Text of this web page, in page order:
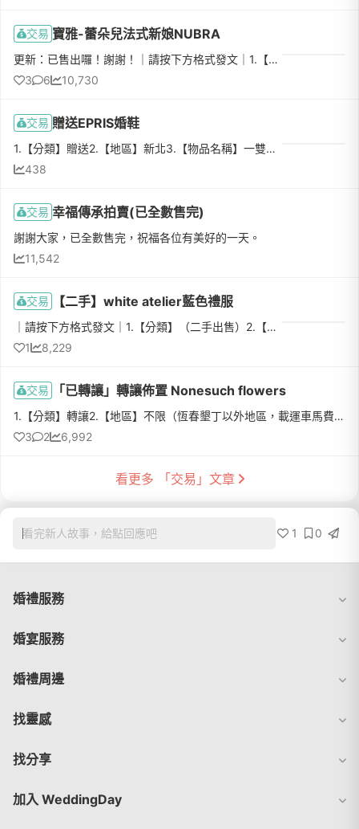
交易 寶雅-蕾朵兒法式新娘NUBRA
更新：已售出囉！謝謝！｜請按下方格式發文｜1.【分類】二手出售2.【地區】新北市中永和/台北市3.【物品名稱】寶雅-蕾朵兒[法式新娘]NUBRA4.【數量】一5.【物品狀態】•寶雅-法式新娘NUBRA：二手，僅拍照當天使用一次...
3
6 10,730
交易 贈送EPRIS婚鞋
1.【分類】贈送2.【地區】新北3.【物品名稱】一雙是EPRIS婚鞋，另一雙不知道品牌4.【數量】25.【物品狀態】九成新，僅婚紗拍攝、婚禮當天穿過6.【介紹】一雙是EPRIS高跟鞋，23號，原價4,380元；一雙是二手購入，，22...
438
交易 幸福傳承拍賣(已全數售完)
謝謝大家，已全數售完，祝福各位有美好的一天。
11,542
交易 【二手】white atelier藍色禮服
｜請按下方格式發文｜1.【分類】（二手出售）2.【地區】大台北地區3.【物品名稱】氣質斜肩晚禮服4.【數量】15.【物品狀態】（九成新，購於婚紗店，故裡面會有縫線）6.【介紹】購入於white atelier婚紗店，穿起來非常...
1
8,229
交易 「已轉讓」轉讓佈置 Nonesuch flowers
1.【分類】轉讓2.【地區】不限（恆春墾丁以外地區，載運車馬費另計）3.【物品名稱】Nonesuch flowers (婚禮佈置與整體視覺規劃/活動派對求婚佈置)https://www.facebook.com/nonesuchF https://www.instagram.com/noe...
3
2 6,992
看更多 「交易」文章
看完新人故事，給點回應吧 1 0
婚禮服務
婚宴服務
婚禮周邊
找靈感
找分享
加入 WeddingDay